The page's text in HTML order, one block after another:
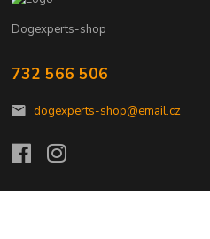
Dogexperts-shop
732 566 506
dogexperts-shop@email.cz